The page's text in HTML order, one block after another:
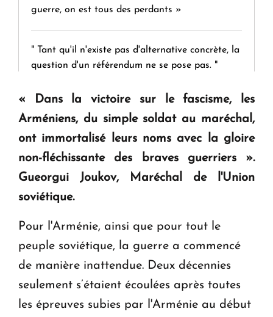
guerre, on est tous des perdants »
" Tant qu'il n'existe pas d'alternative concrète, la
question d'un référendum ne se pose pas. "
KASA : 30 ans d'audace, de résilience et d'avenir
en Arménie
Le premier hôtel Hyatt Regency d'Arménie
ouvrira ses portes à Dilijan
« Dans la victoire sur le fascisme, les
Arméniens, du simple soldat au maréchal,
ont immortalisé leurs noms avec la gloire
non-fléchissante des braves guerriers ».
Gueorgui Joukov, Maréchal de l'Union
soviétique.
Pour l'Arménie, ainsi que pour tout le
peuple soviétique, la guerre a commencé
de manière inattendue. Deux décennies
seulement s’étaient écoulées après toutes
les épreuves subies par l'Arménie au début